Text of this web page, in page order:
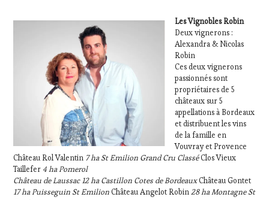
Les Vignobles Robin
Deux vignerons :
Alexandra & Nicolas
Robin
Ces deux vignerons
passionnés sont
propriétaires de 5
châteaux sur 5
appellations à Bordeaux
et distribuent les vins
de la famille en
Vouvray et Provence
Château Rol Valentin 7 ha St Emilion Grand Cru ClasséClos Vieux
Taillefer 4 ha Pomerol
Château de Laussac 12 ha Castillon Cotes de BordeauxChâteau Gontet
17 ha Puisseguin St EmilionChâteau Angelot Robin28 ha Montagne St